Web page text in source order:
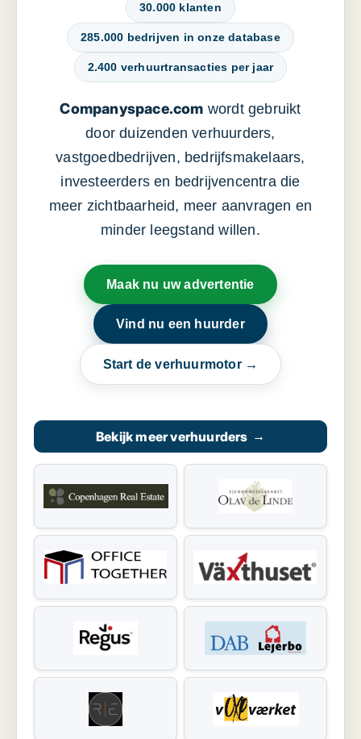
30.000 klanten
285.000 bedrijven in onze database
2.400 verhuurtransacties per jaar
Companyspace.com wordt gebruikt
door duizenden verhuurders,
vastgoedbedrijven, bedrijfsmakelaars,
investeerders en bedrijvencentra die
meer zichtbaarheid, meer aanvragen en
minder leegstand willen.
Maak nu uw advertentie
Vind nu een huurder
Start de verhuurmotor →
Bekijk meer verhuurders →